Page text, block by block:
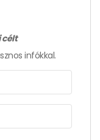
célt
infókkal.